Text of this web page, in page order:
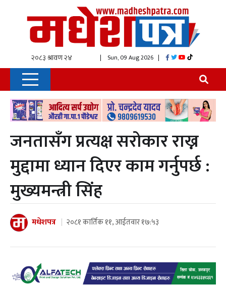
| Sun, 09 Aug 2026 |
जनतासँग प्रत्यक्ष सरोकार राख्न
मुद्दामा ध्यान दिएर काम गर्नुपर्छ :
मुख्यमन्त्री सिंह
मधेशपत्र २०८१ कार्तिक ११, आईतवार १७:५३